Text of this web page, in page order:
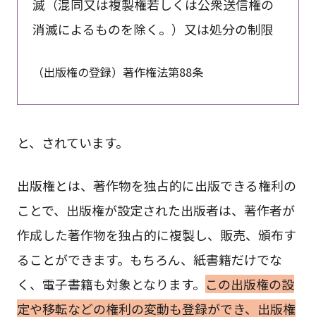
滅（混同又は複製権若しくは公衆送信権の
消滅によるものを除く。）又は処分の制限
（出版権の登録）著作権法第88条
と、されています。
出版権とは、著作物を独占的に出版できる権利の
ことで、出版権が設定された出版者は、著作者が
作成した著作物を独占的に複製し、販売、頒布す
ることができます。もちろん、紙書籍だけでな
く、電子書籍も対象となります。 この出版権の設
定や移転などの権利の変動も登録ができ、出版権